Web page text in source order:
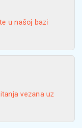
u našoj bazi
vezana uz